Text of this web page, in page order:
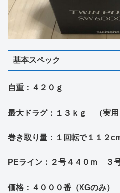
基本スペック
自重：４２０ｇ
最大ドラグ：１３ｋｇ （実用
巻き取り量：１回転で１１２
PEライン：２号４４０ｍ ３
価格：４０００番（XGのみ